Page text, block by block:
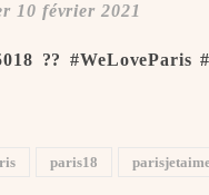
10 février 2021
?? #WeLoveParis
paris18